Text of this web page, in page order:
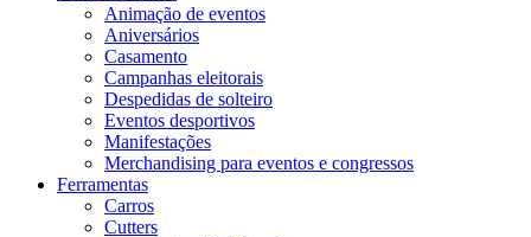
Animação de eventos
Aniversários
Casamento
Campanhas eleitorais
Despedidas de solteiro
Eventos desportivos
Manifestações
Merchandising para eventos e congressos
Ferramentas
Carros
Cutters